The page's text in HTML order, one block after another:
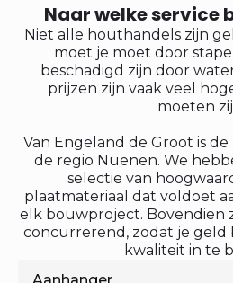
Naar welke service
Niet alle houthandels zijn
moet je moet door
beschadigd zijn door
prijzen zijn vaak veel
moeten
Van Engeland de Groot is
de regio Nuenen. We
selectie van
plaatmateriaal dat voldoet
elk bouwproject. Bovendien
concurrerend, zodat je geld
kwaliteit in te